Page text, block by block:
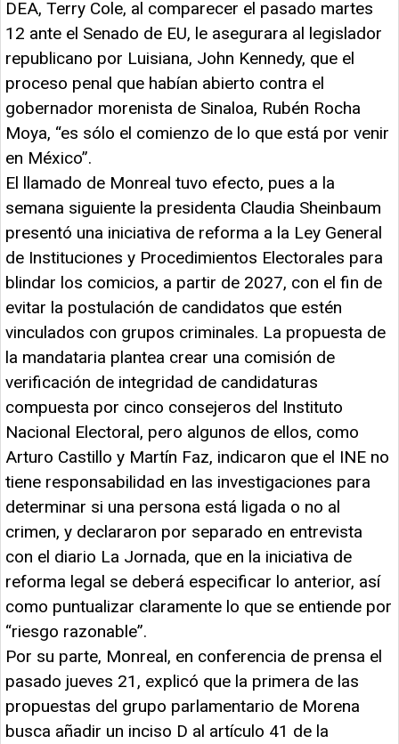
DEA, Terry Cole, al comparecer el pasado martes
12 ante el Senado de EU, le asegurara al legislador
republicano por Luisiana, John Kennedy, que el
proceso penal que habían abierto contra el
gobernador morenista de Sinaloa, Rubén Rocha
Moya, “es sólo el comienzo de lo que está por venir
en México”.
El llamado de Monreal tuvo efecto, pues a la
semana siguiente la presidenta Claudia Sheinbaum
presentó una iniciativa de reforma a la Ley General
de Instituciones y Procedimientos Electorales para
blindar los comicios, a partir de 2027, con el fin de
evitar la postulación de candidatos que estén
vinculados con grupos criminales. La propuesta de
la mandataria plantea crear una comisión de
verificación de integridad de candidaturas
compuesta por cinco consejeros del Instituto
Nacional Electoral, pero algunos de ellos, como
Arturo Castillo y Martín Faz, indicaron que el INE no
tiene responsabilidad en las investigaciones para
determinar si una persona está ligada o no al
crimen, y declararon por separado en entrevista
con el diario La Jornada, que en la iniciativa de
reforma legal se deberá especificar lo anterior, así
como puntualizar claramente lo que se entiende por
“riesgo razonable”.
Por su parte, Monreal, en conferencia de prensa el
pasado jueves 21, explicó que la primera de las
propuestas del grupo parlamentario de Morena
busca añadir un inciso D al artículo 41 de la